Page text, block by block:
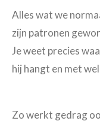
Alles wat we
zijn patronen
Je weet precies
hij hangt en met
Zo werkt gedrag